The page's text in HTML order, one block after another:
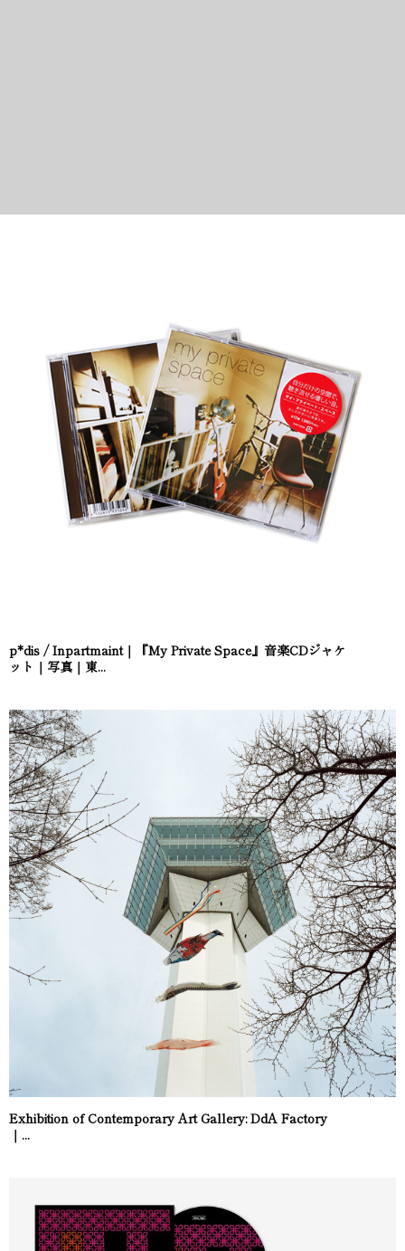
p*dis / Inpartmaint｜『My Private Space』音楽CDジャケ
ット｜写真｜東...
Exhibition of Contemporary Art Gallery: DdA Factory
｜...